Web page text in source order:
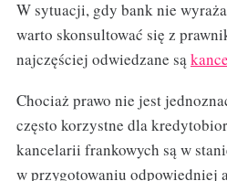
W sytuacji, gdy bank nie
warto skonsultować się z
najczęściej odwiedzane są
Chociaż prawo nie jest
często korzystne dla
kancelarii frankowych są w
w przygotowaniu odpowiedniej